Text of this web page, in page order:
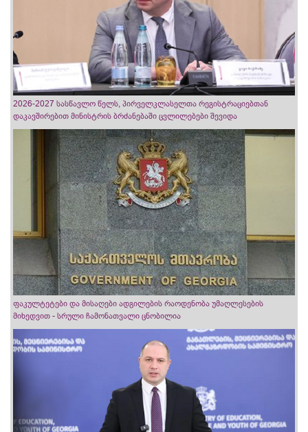
2026-2027 სასწავლო წელს, პირველკლასელთა რეგისტრაციებთან
დაკავშირებით მინისტრის ბრძანებაში ცვლილებები შევიდა
ფაკულტეტები და მისაღები ადგილების რაოდენობა უმაღლესების
მიხედვით - სრული ჩამონათვალი ცნობილია